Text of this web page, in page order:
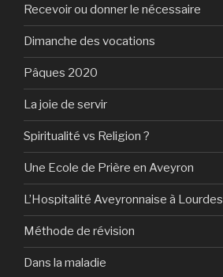
Recevoir ou donner le nécessaire
Dimanche des vocations
Pâques 2020
La joie de servir
Spiritualité vs Religion ?
Une Ecole de Prière en Aveyron
L’Hospitalité Aveyronnaise à Lourdes
Méthode de révision
Dans la maladie